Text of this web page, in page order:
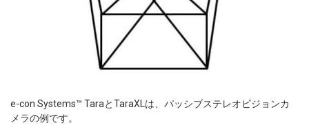
e-con Systems™ TaraとTaraXLは、パッシブステレオビジョンカ
メラの例です。